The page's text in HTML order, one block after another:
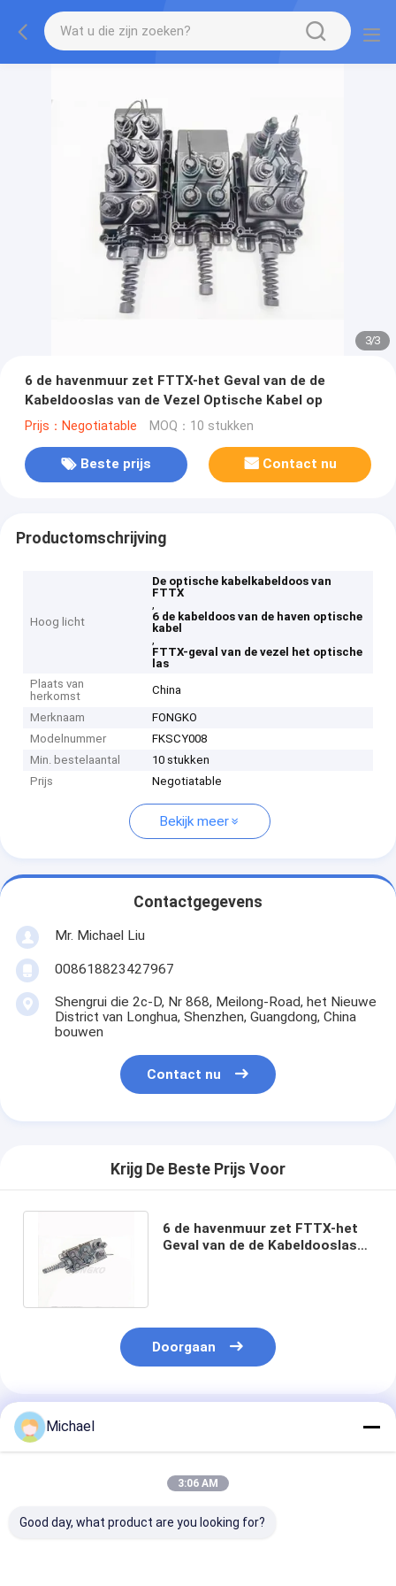
3/3
6 de havenmuur zet FTTX-het Geval van de de
Kabeldooslas van de Vezel Optische Kabel op
Prijs：Negotiatable MOQ：10 stukken
Beste prijs Contact nu
Productomschrijving
Hoog licht
De optische kabelkabeldoos van
FTTX
,
6 de kabeldoos van de haven optische
kabel
,
FTTX-geval van de vezel het optische
las
Plaats van
herkomst
China
Merknaam
FONGKO
Modelnummer
FKSCY008
Min. bestelaantal
10 stukken
Prijs
Negotiatable
Bekijk meer
Contactgegevens
Mr. Michael Liu
008618823427967
Shengrui die 2c-D, Nr 868, Meilong-Road, het Nieuwe
District van Longhua, Shenzhen, Guangdong, China
bouwen
Contact nu
Krijg De Beste Prijs Voor
6 de havenmuur zet FTTX-het
Geval van de de Kabeldooslas
Doorgaan
Geadviseerde Producten
Michael
3:06 AM
Good day, what product are you looking for?